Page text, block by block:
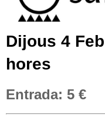
Dijous 4
hores
Entrada: 5 €